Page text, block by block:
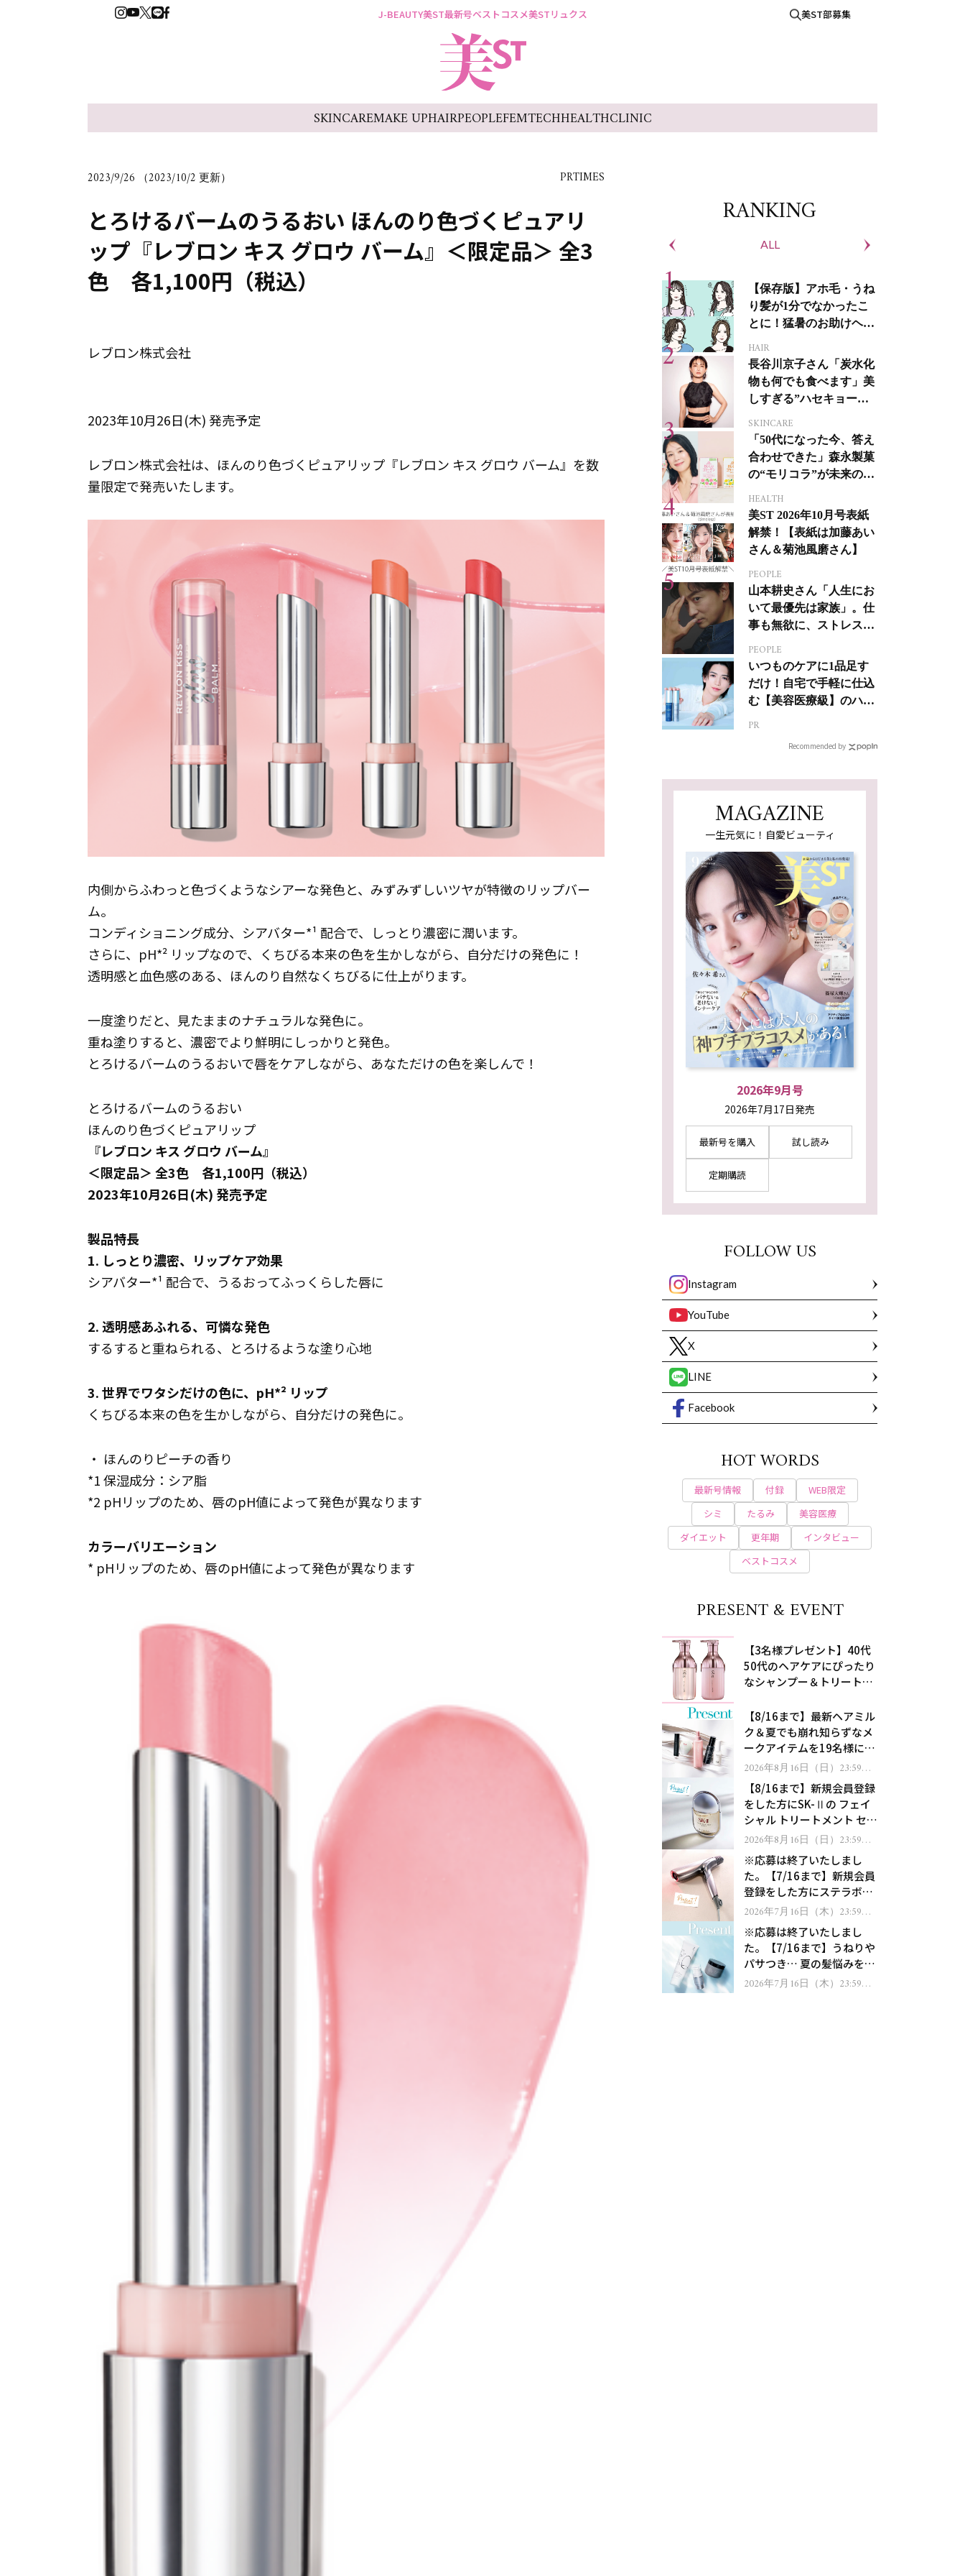
J-BEAUTY美ST最新号ベストコスメ美STリュクス 美ST部募集
SKINCAREMAKE UPHAIRPEOPLEFEMTECHHEALTHCLINIC
2023/9/26 （2023/10/2 更新） PRTIMES
とろけるバームのうるおい ほんのり色づくピュアリ
ップ『レブロン キス グロウ バーム』＜限定品＞ 全3
色 各1,100円（税込）
レブロン株式会社
2023年10月26日(木) 発売予定
レブロン株式会社は、ほんのり色づくピュアリップ『レブロン キス グロウ バーム』を数
量限定で発売いたします。
内側からふわっと色づくようなシアーな発色と、みずみずしいツヤが特徴のリップバー
ム。
コンディショニング成分、シアバター*¹ 配合で、しっとり濃密に潤います。
さらに、pH*² リップなので、くちびる本来の色を生かしながら、自分だけの発色に！
透明感と血色感のある、ほんのり自然なくちびるに仕上がります。
一度塗りだと、見たままのナチュラルな発色に。
重ね塗りすると、濃密でより鮮明にしっかりと発色。
とろけるバームのうるおいで唇をケアしながら、あなただけの色を楽しんで！
とろけるバームのうるおい
ほんのり色づくピュアリップ
『レブロン キス グロウ バーム』
＜限定品＞ 全3色 各1,100円（税込）
2023年10月26日(木) 発売予定
製品特長
1. しっとり濃密、リップケア効果
シアバター*¹ 配合で、うるおってふっくらした唇に
2. 透明感あふれる、可憐な発色
するすると重ねられる、とろけるような塗り心地
3. 世界でワタシだけの色に、pH*² リップ
くちびる本来の色を生かしながら、自分だけの発色に。
・ ほんのりピーチの香り
*1 保湿成分：シア脂
*2 pHリップのため、唇のpH値によって発色が異なります
カラーバリエーション
* pHリップのため、唇のpH値によって発色が異なります
RANKING
ALL
【保存版】アホ毛・うね
り髪が1分でなかったこ
とに！猛暑のお助けヘア
HAIR
長谷川京子さん「炭水化
物も何でも食べます」美
しすぎる”ハセキョーボ
SKINCARE
「50代になった今、答え
合わせできた」森永製菓
の“モリコラ”が未来のキ
HEALTH
美ST 2026年10月号表紙
解禁！【表紙は加藤あい
さん＆菊池風磨さん】
PEOPLE
山本耕史さん「人生にお
いて最優先は家族」。仕
事も無欲に、ストレスを
PEOPLE
いつものケアに1品足す
だけ！自宅で手軽に仕込
む【美容医療級】のハリ
PR
Recommended by
MAGAZINE
一生元気に！自愛ビューティ
2026年9月号
2026年7月17日発売
最新号を購入 試し読み
定期購読
FOLLOW US
Instagram
YouTube
X
LINE
Facebook
HOT WORDS
最新号情報 付録
WEB限定
シミ
たるみ
美容医療
ダイエット
更年期
インタビュー
ベストコスメ
PRESENT & EVENT
【3名様プレゼント】40代
50代のヘアケアにぴったり
なシャンプー＆トリートメ
処！
【8/16まで】最新ヘアミル
ク＆夏でも崩れ知らずなメ
ークアイテムを19名様にプ
レゼント！
2026年8月16日（日）23:59ま
で【8/16まで】新規会員登録
をした方にSK-Ⅱの フェイ
シャル トリートメント セラ
ムをプレゼント！
2026年8月16日（日）23:59ま
※応募は終了いたしまし
た。【7/16まで】新規会員
登録をした方にステラボー
テのシャインリバース ヘア
ゼント！
2026年7月16日（木）23:59ま
※応募は終了いたしまし
た。【7/16まで】うねりや
パサつき… 夏の髪悩みを解
消するヘアケアアイテムを
2026年7月16日（木）23:59ま